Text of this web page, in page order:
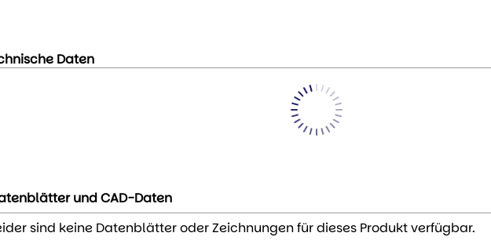
Daten
und CAD-Daten
sind keine Datenblätter oder Zeichnungen für dieses Produkt verfügbar.